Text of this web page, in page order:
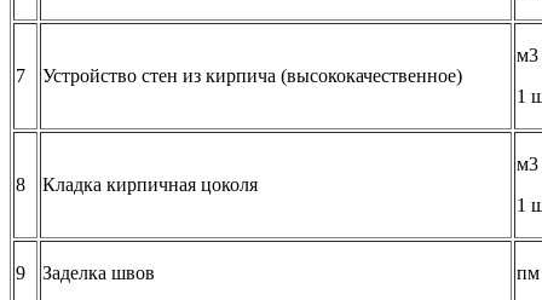
7 Устройство стен из кирпича (высококачественное)
м3
1
8 Кладка кирпичная цоколя
м3
1
9 Заделка швов пм